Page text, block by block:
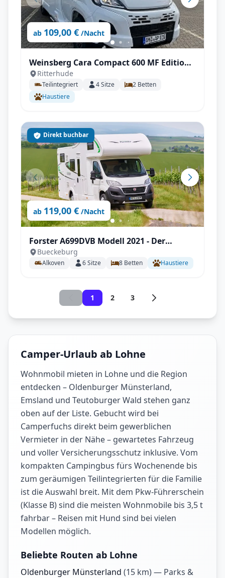
ab 109,00 € /Nacht
Weinsberg Cara Compact 600 MF Edition
Pepper | Automatik / Klima (2026)
Ritterhude
Teilintegriert 4Sitze 2 Betten
Haustiere
ab 119,00 € /Nacht
Direkt buchbar
Forster A699DVB Modell 2021 - Der
Familienversteher
Bueckeburg
Alkoven 6Sitze 8 Betten Haustiere
1 2 3
Camper-Urlaub ab Lohne
Wohnmobil mieten in Lohne und die Region
entdecken – Oldenburger Münsterland,
Emsland und Teutoburger Wald stehen ganz
oben auf der Liste. Gebucht wird bei
Camperfuchs direkt beim gewerblichen
Vermieter in der Nähe – gewartetes Fahrzeug
und voller Versicherungsschutz inklusive. Vom
kompakten Campingbus fürs Wochenende bis
zum geräumigen Teilintegrierten für die Familie
ist die Auswahl breit. Mit dem Pkw-Führerschein
(Klasse B) sind die meisten Wohnmobile bis 3,5 t
fahrbar – Reisen mit Hund sind bei vielen
Modellen möglich.
Beliebte Routen ab Lohne
Oldenburger Münsterland (15 km) — Parks &